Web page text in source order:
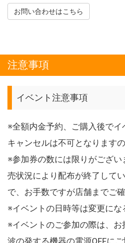
お問い合わせはこちら
注意事項
イベント注意事項
※全額内金予約、ご購入後で
キャンセルは不可となります
※参加券の数には限りがござ
売状況により配布が終了して
で、お手数ですが店舗までご確
※イベントの日時等は変更にな
※イベントのご参加の際は、
波の発する機器の電源OFFにご